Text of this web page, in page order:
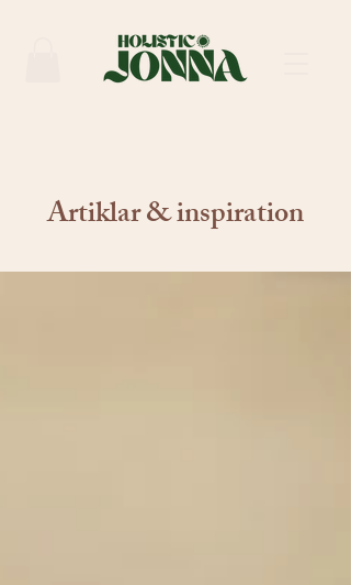
Artiklar & inspiration